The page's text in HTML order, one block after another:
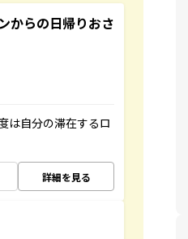
からの日帰りおさ
は自分の滞在するロ
詳細を見る